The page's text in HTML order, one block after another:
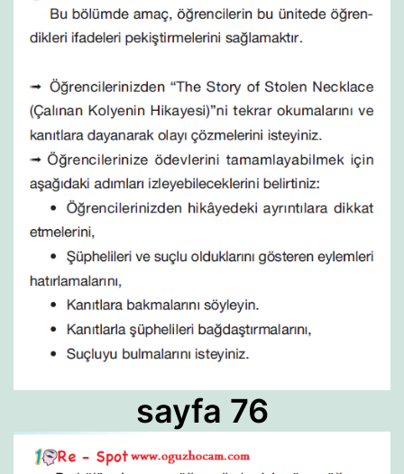
sayfa 76